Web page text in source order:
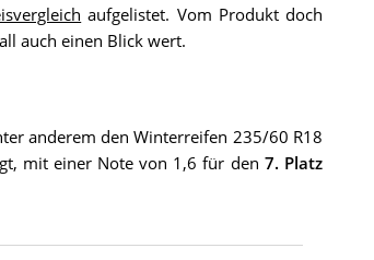
aufgelistet. Vom Produkt doch
auch einen Blick wert.
anderem den Winterreifen 235/60 R18
mit einer Note von 1,6 für den 7. Platz